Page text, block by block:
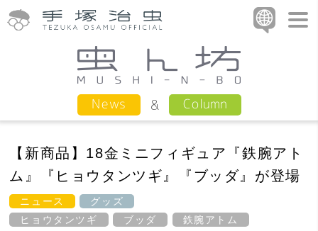
News Column
【新商品】18金ミニフィギュア『鉄腕アト
ム』『ヒョウタンツギ』『ブッダ』が登場
ニュース
グッズ
ヒョウタンツギ
ブッダ 鉄腕アトム